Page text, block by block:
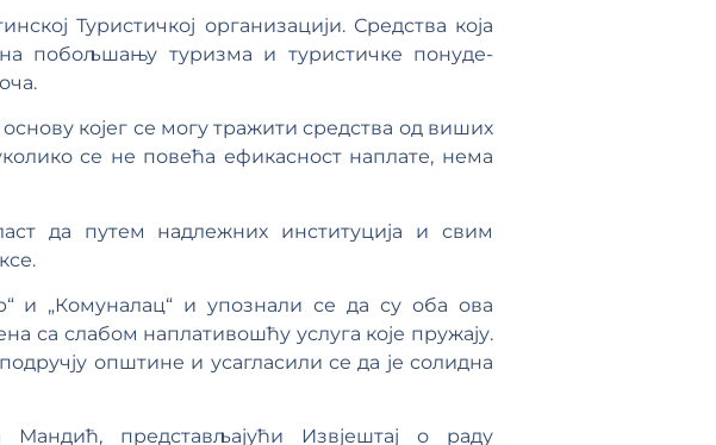
Туристичкој организацији. Средства која
побољшању туризма и туристичке понуде-
којег се могу тражити средства од виших
се не повећа ефикасност наплате, нема
да путем надлежних институција и свим
и „Комуналац“ и упознали се да су оба ова
са слабом наплативошћу услуга које пружају.
општине и усагласили се да је солидна
представљајући Извјештај о раду